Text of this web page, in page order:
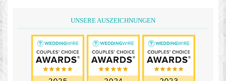
UNSERE AUSZEICHNUNGEN